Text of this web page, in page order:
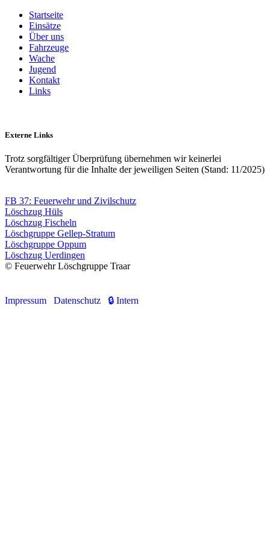
Startseite
Einsätze
Über uns
Fahrzeuge
Wache
Jugend
Kontakt
Links
Externe Links
Trotz sorgfältiger Überprüfung übernehmen wir keinerlei
Verantwortung für die Inhalte der jeweiligen Seiten (Stand: 11/2025)
FB 37: Feuerwehr und Zivilschutz
Löschzug Hüls
Löschzug Fischeln
Löschgruppe Gellep-Stratum
Löschgruppe Oppum
Löschzug Uerdingen
© Feuerwehr Löschgruppe Traar
Impressum Datenschutz 🔒 Intern